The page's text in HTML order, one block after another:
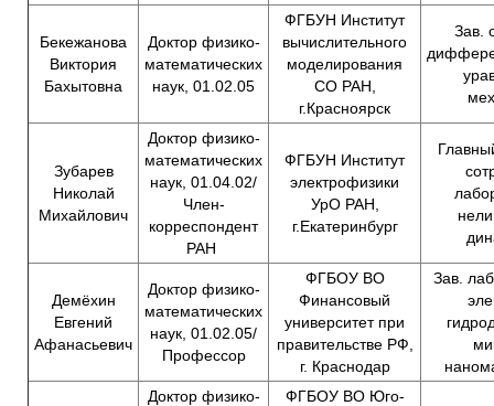
Бекежанова
Виктория
Бахытовна
Доктор физико-
математических
наук, 01.02.05
ФГБУН Институт
вычислительного
моделирования
СО РАН,
г.Красноярск
Зав.
Зубарев
Николай
Михайлович
Доктор физико-
математических
наук, 01.04.02/
Член-
корреспондент
РАН
ФГБУН Институт
электрофизики
УрО РАН,
г.Екатеринбург
Демёхин
Евгений
Афанасьевич
Доктор физико-
математических
наук, 01.02.05/
Профессор
ФГБОУ ВО
Финансовый
университет при
правительстве РФ,
г. Краснодар
Зав.
Доктор физико-
ФГБОУ ВО Юго-